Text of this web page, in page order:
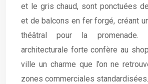
et le gris chaud, sont ponctuées
et de balcons en fer forgé, créant
théâtral pour la promenade.
architecturale forte confère au
ville un charme que l’on ne
zones commerciales standardisées.